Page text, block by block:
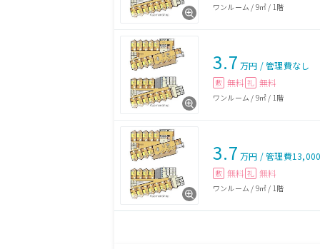
ワンルーム / 9㎡ / 1階
3.7 万円 /管理費なし
敷 無料 礼 無料
ワンルーム / 9㎡ / 1階
3.7 万円 /管理費
敷 無料 礼 無料
ワンルーム / 9㎡ / 1階